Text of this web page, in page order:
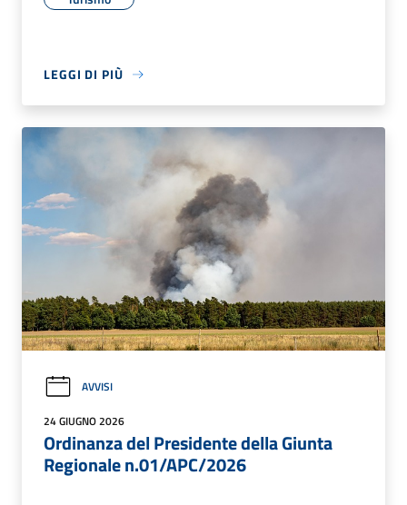
LEGGI DI PIÙ
AVVISI
24 GIUGNO 2026
Ordinanza del Presidente della Giunta
Regionale n.01/APC/2026